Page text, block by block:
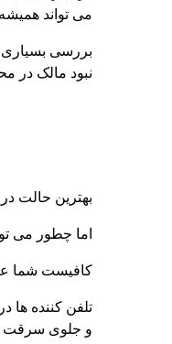
می تواند
بررسی بسیاری
نبود مالک در
بهترین حالت
اما چطور می
کافیست شما
تلفن کننده ها
و جلوی سرقت